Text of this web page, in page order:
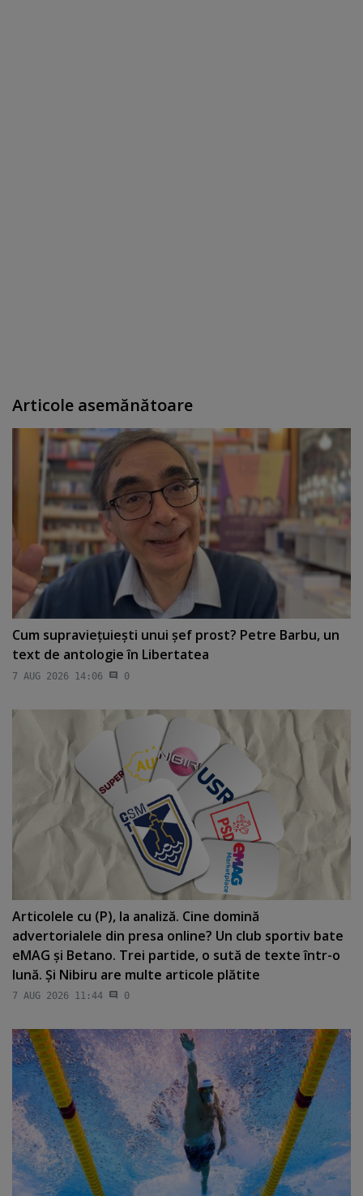
Articole asemănătoare
Cum supravieţuieşti unui şef prost? Petre Barbu, un
text de antologie în Libertatea
7 AUG 2026 14:06 0
Articolele cu (P), la analiză. Cine domină
advertorialele din presa online? Un club sportiv bate
eMAG şi Betano. Trei partide, o sută de texte într-o
lună. Şi Nibiru are multe articole plătite
7 AUG 2026 11:44 0